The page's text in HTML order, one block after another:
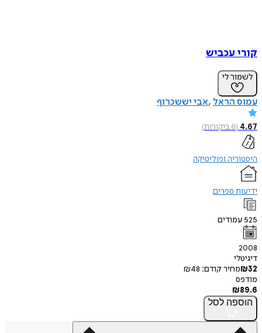
קורי עכביש
לשמור לי
עמוס הראל אבי יששכרוף
4.67
(
6ביקורות)
היסטוריה ופוליטיקה
ידיעות ספרים
525 עמודים
2008
דיגיטלי
₪32 מחיר קודם: ₪48
מודפס
₪89.6
הוספה לסל